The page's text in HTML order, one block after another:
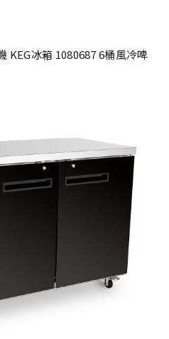
KEG冰箱 1080687 6桶風冷啤